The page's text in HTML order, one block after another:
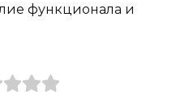
функционала и